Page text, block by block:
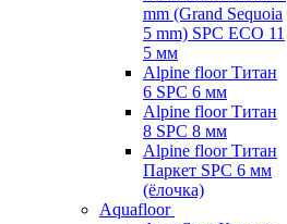
mm (Grand Sequoia
5 mm) SPC ECO 11
5 мм
Alpine floor Титан
6 SPC 6 мм
Alpine floor Титан
8 SPC 8 мм
Alpine floor Титан
Паркет SPC 6 мм
(ёлочка)
Aquafloor